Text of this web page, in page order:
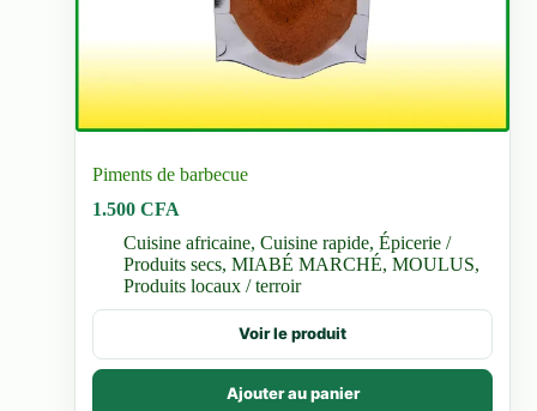
Piments de barbecue
1.500CFA
Cuisine africaine,Cuisine rapide,Épicerie /
Produits secs,MIABÉ MARCHÉ,MOULUS,
Produits locaux / terroir
Voir le produit
Ajouter au panier